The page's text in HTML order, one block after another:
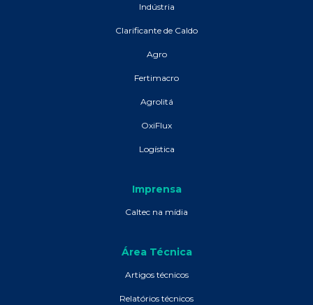
Indústria
Clarificante de Caldo
Agro
Fertimacro
Agrolitá
OxiFlux
Logística
Imprensa
Caltec na mídia
Área Técnica
Artigos técnicos
Relatórios técnicos